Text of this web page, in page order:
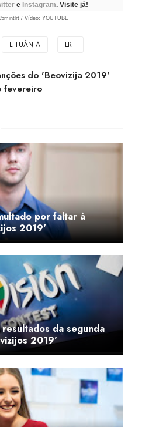
e Instagram. Visite já!
/ Vídeo: YOUTUBE
LITUÂNIA LRT
do 'Beovizija 2019'
fevereiro
por faltar à
2019'
da segunda
2019'